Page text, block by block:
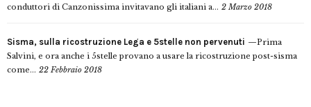
conduttori di Canzonissima invitavano gli italiani a... 2 Marzo 2018
Sisma, sulla ricostruzione Lega e 5stelle non pervenuti
Prima
Salvini, e ora anche i 5stelle provano a usare la ricostruzione post-sisma
come... 22 Febbraio 2018